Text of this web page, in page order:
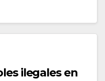
ilegales en